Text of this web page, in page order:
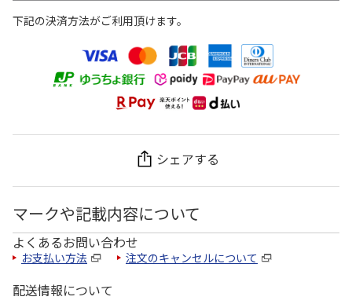
下記の決済方法がご利用頂けます。
シェアする
マークや記載内容について
よくあるお問い合わせ
お支払い方法 注文のキャンセルについて
配送情報について